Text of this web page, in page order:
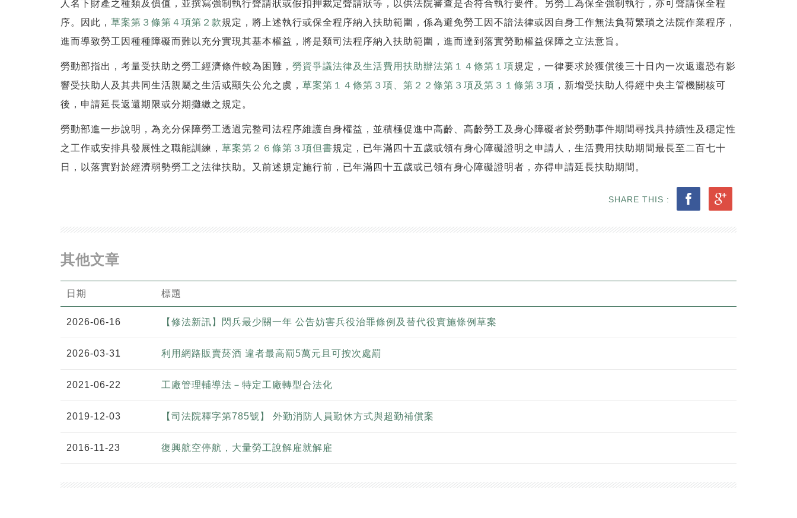
人名下財產之種類及價值，並撰寫強制執行聲請狀或假扣押裁定聲請狀等，以供法院審查是否符合執行要件。另勞工為保全強制執行，亦可聲請保全程
序。因此， 草案第３條第４項第２款規定，將上述執行或保全程序納入扶助範圍，係為避免勞工因不諳法律或因自身工作無法負荷繁瑣之法院作業程序，
進而導致勞工因種種障礙而難以充分實現其基本權益，將是類司法程序納入扶助範圍，進而達到落實勞動權益保障之立法意旨。
勞動部指出，考量受扶助之勞工經濟條件較為困難， 勞資爭議法律及生活費用扶助辦法第１４條第１項規定，一律要求於獲償後三十日內一次返還恐有影
響受扶助人及其共同生活親屬之生活或顯失公允之虞， 草案第１４條第３項、第２２條第３項及第３１條第３項 ，新增受扶助人得經中央主管機關核可
後，申請延長返還期限或分期攤繳之規定。
勞動部進一步說明，為充分保障勞工透過完整司法程序維護自身權益，並積極促進中高齡、高齡勞工及身心障礙者於勞動事件期間尋找具持續性及穩定性
之工作或安排具發展性之職能訓練， 草案第２６條第３項但書規定，已年滿四十五歲或領有身心障礙證明之申請人，生活費用扶助期間最長至二百七十
日，以落實對於經濟弱勢勞工之法律扶助。又前述規定施行前，已年滿四十五歲或已領有身心障礙證明者，亦得申請延長扶助期間。
SHARE THIS :
其他文章
日期 標題
2026-06-16 【修法新訊】閃兵最少關一年 公告妨害兵役治罪條例及替代役實施條例草案
2026-03-31 利用網路販賣菸酒 違者最高罰5萬元且可按次處罰
2021-06-22 工廠管理輔導法－特定工廠轉型合法化
2019-12-03 【司法院釋字第785號】 外勤消防人員勤休方式與超勤補償案
2016-11-23 復興航空停航，大量勞工說解雇就解雇